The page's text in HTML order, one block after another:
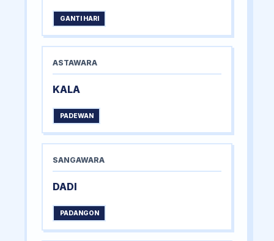
GANTI HARI
ASTAWARA
KALA
PADEWAN
SANGAWARA
DADI
PADANGON